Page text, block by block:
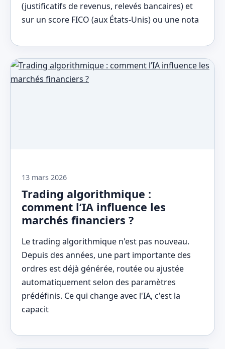
(justificatifs de revenus, relevés bancaires) et
sur un score FICO (aux États-Unis) ou une nota
13 mars 2026
Trading algorithmique :
comment l’IA influence les
marchés financiers ?
Le trading algorithmique n'est pas nouveau.
Depuis des années, une part importante des
ordres est déjà générée, routée ou ajustée
automatiquement selon des paramètres
prédéfinis. Ce qui change avec l'IA, c'est la
capacit